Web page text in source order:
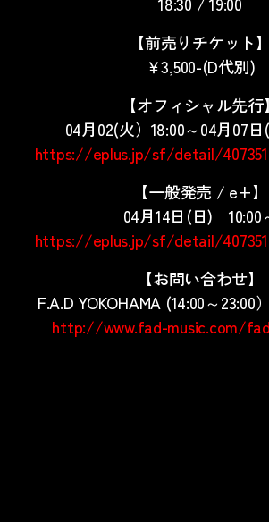
【前売りチケット】
￥3,500-(D代別)
【オフィシャル先行】
04月02(火）18:00～04月07日
https://eplus.jp/sf/detail/
【一般発売 / e+】
04月14日(日) 10:00
https://eplus.jp/sf/detail/
【お問い合わせ】
F.A.D YOKOHAMA (14:00～23:00
http://www.fad-music.com/